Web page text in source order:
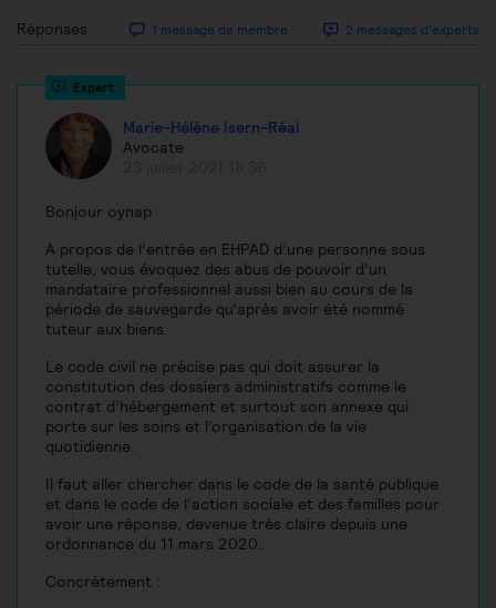
Réponses 1 message de membre 2 messages d'experts
Marie-Hélène Isern-Réal
Avocate
Bonjour oynap
A propos de l’entrée en EHPAD d’une personne sous
tutelle, vous évoquez des abus de pouvoir d’un
mandataire professionnel aussi bien au cours de la
période de sauvegarde qu’après avoir été nommé
tuteur aux biens.
Le code civil ne précise pas qui doit assurer la
constitution des dossiers administratifs comme le
contrat d’hébergement et surtout son annexe qui
porte sur les soins et l’organisation de la vie
quotidienne.
Il faut aller chercher dans le code de la santé publique
et dans le code de l’action sociale et des familles pour
avoir une réponse, devenue très claire depuis une
ordonnance du 11 mars 2020.
Concrètement :